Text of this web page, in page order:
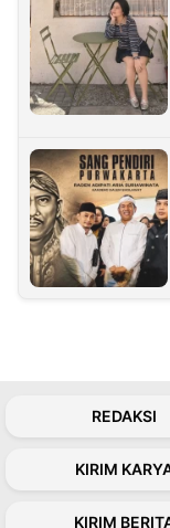
REDAKSI
KIRIM
KIRIM